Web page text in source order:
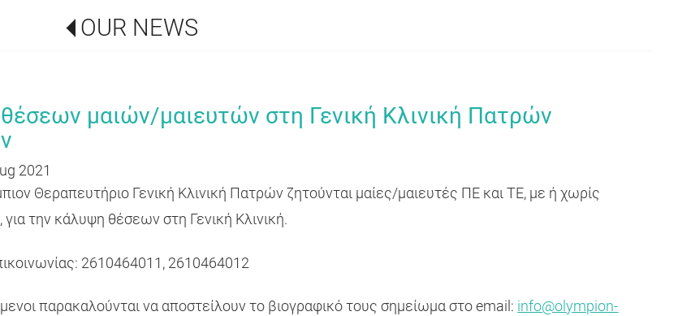
OUR NEWS
μαιών/μαιευτών στη Γενική Κλινική Πατρών
2021
Θεραπευτήριο Γενική Κλινική Πατρών ζητούνται μαίες/μαιευτές ΠΕ και ΤΕ, με ή χωρίς
την κάλυψη θέσεων στη Γενική Κλινική.
2610464011, 2610464012
παρακαλούνται να αποστείλουν το βιογραφικό τους σημείωμα στο email: info@olympion-